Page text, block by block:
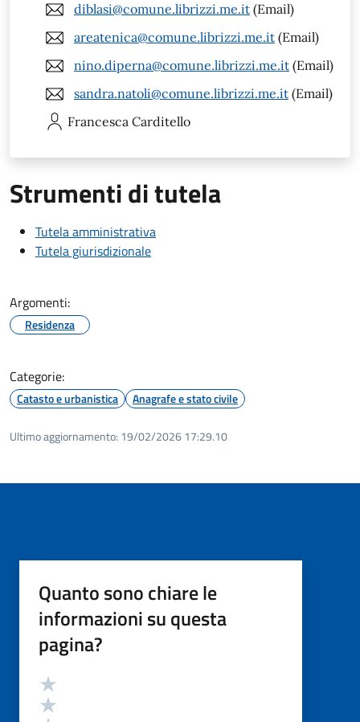
diblasi@comune.librizzi.me.it (Email)
areatenica@comune.librizzi.me.it (Email)
nino.diperna@comune.librizzi.me.it (Email)
sandra.natoli@comune.librizzi.me.it (Email)
Francesca Carditello
Strumenti di tutela
Tutela amministrativa
Tutela giurisdizionale
Argomenti:
Residenza
Categorie:
Catasto e urbanistica Anagrafe e stato civile
Ultimo aggiornamento: 19/02/2026 17:29.10
Quanto sono chiare le
informazioni su questa
pagina?
Valutazione